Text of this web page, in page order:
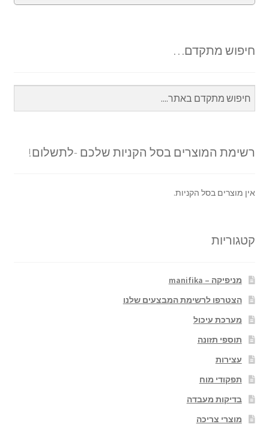
חיפוש מתקדם…
רשימת המוצרים בסל הקניות שלכם -לתשלום!
אין מוצרים בסל הקניות.
קטגוריות
מניפיקה – manifika
הצטרפו לרשימת המבצעים שלנו
מערכת עיכול
תוספי תזונה
עצירות
תפקודי מוח
בדיקות מעבדה
מוצרי צריכה